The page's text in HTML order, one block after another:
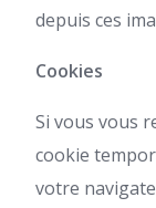
depuis ces
Cookies
Si vous vous
cookie
votre